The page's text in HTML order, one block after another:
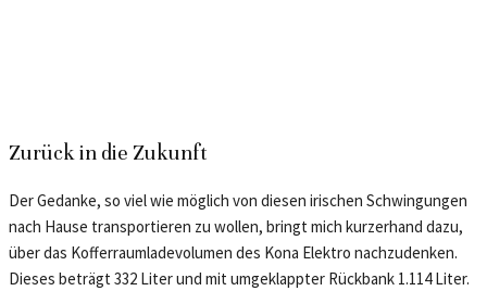
Zurück in die Zukunft
Der Gedanke, so viel wie möglich von diesen irischen Schwingungen
nach Hause transportieren zu wollen, bringt mich kurzerhand dazu,
über das Kofferraumladevolumen des Kona Elektro nachzudenken.
Dieses beträgt 332 Liter und mit umgeklappter Rückbank 1.114 Liter.